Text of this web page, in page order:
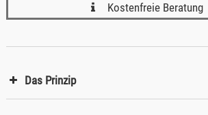
Kostenfreie Beratung
Das Prinzip